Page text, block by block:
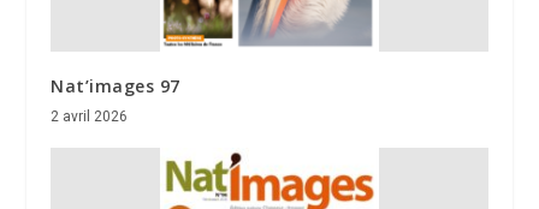
Nat’images 97
2 avril 2026